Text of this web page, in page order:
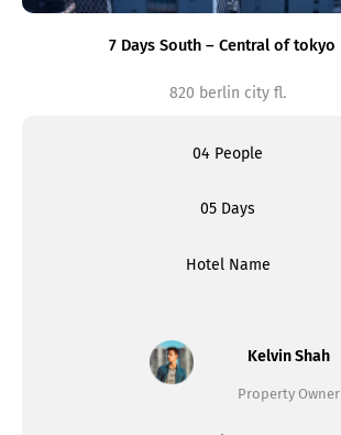
7 Days South – Central of tokyo
820 berlin city fl.
04 People
05 Days
Hotel Name
Kelvin Shah
Property Owner